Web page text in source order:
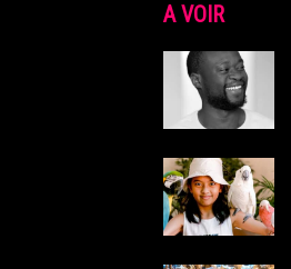
A VOIR